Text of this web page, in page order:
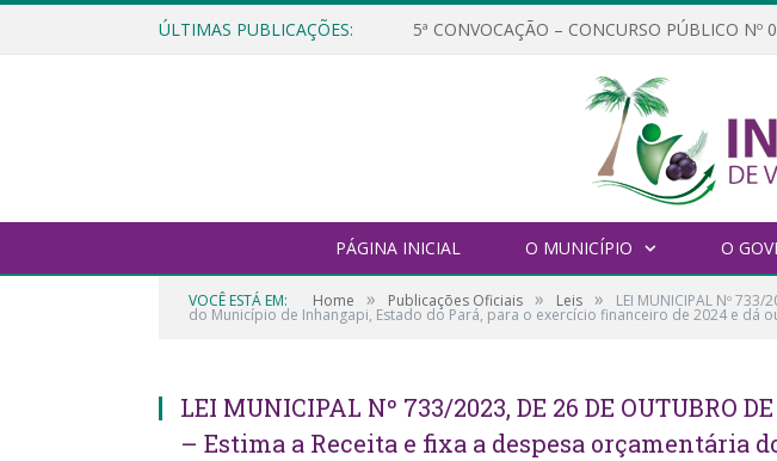
ÚLTIMAS PUBLICAÇÕES: 5ª CONVOCAÇÃO – CONCURSO PÚBLICO Nº
PÁGINA INICIAL O MUNICÍPIO O
VOCÊ ESTÁ EM: Home » Publicações Oficiais » Leis » LEI MUNICIPAL Nº
do Município de Inhangapi, Estado do Pará, para o exercício financeiro de 2024 e dá
LEI MUNICIPAL Nº 733/2023, DE 26 DE OUTUBRO
– Estima a Receita e fixa a despesa orçamentária